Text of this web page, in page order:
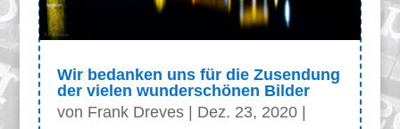
Wir bedanken uns für die Zusendung
der vielen wunderschönen Bilder
von Frank Dreves| Dez. 23, 2020|